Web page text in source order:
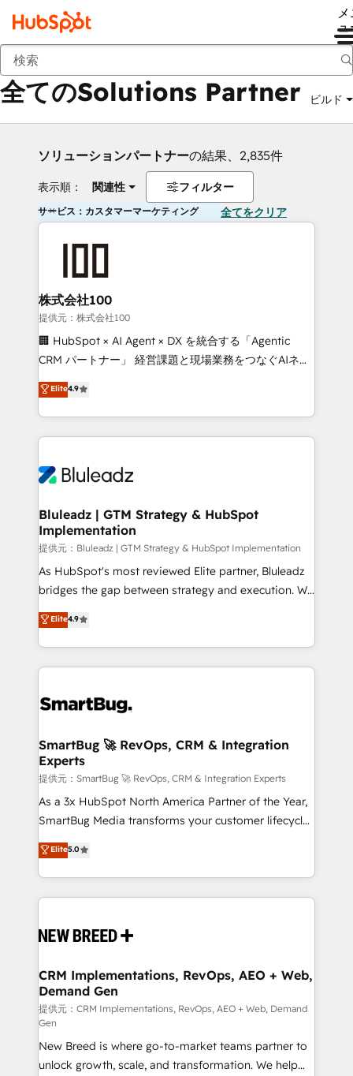
ュ
戻る
全てのSolutions Partner ビルド
ソリューションパートナーの結果、2,835件
表示順： 関連性 フィルター
サービス：カスタマーマーケティング 全てをクリア
株式会社100
提供元：株式会社100
🏢 HubSpot × AI Agent × DX を統合する「Agentic
CRM パートナー」 経営課題と現場業務をつなぐAIネイ
ティブ・エージェンシーとして、HubSpot Eliteの実装
力で顧客フロント業務を再設計します。 💡 100inc は何
をする会社か？ HubSpotを共通基盤に、AIエージェン
トを組み込んだ顧客フロント業務（マーケティング・営
ィブ・エージェンシーです。事業部・グループ会社・部
を、CRMを軸とした全社共通基盤に再構築します。意
思決定者・PMO・現場担当者に並走します。 1️⃣
HubSpot導入・活用支援 顧客データの一元化から、
GTMの見える化・自動化まで。全Hub統合運用、デー
タ品質設計、グループ横断のCRM統合に対応します。
の一部をAIが自律実行する組織への移行を設計・実装。
Breeze・Claude等をHubSpotと連携させ、役割定義・
革を、構想から実装・定着までPMOとして主導。「設
の統合・浸透・変革管理を実行します。 ▸ CMS戦略設
計・構築：リード獲得・CVR・SEOを前提にした情報設
計・導線設計・テンプレート設計をContent Hubで一体
提供。 ▸ 既存CRM・MAからの移行支援：Salesforce・
Marketo・Pardot等からの移行、カスタム設計、履歴
Perplexity等のAI検索からの流入・引用を前提にコンテ
ンツとサイト構造を最適化。 🏆 なぜ100incを選ぶの
ISO9001:2015 取得 ✓ 400社以上の導入実績 ✓
HubSpot大百科 出版 CRM・AI活用に関するご相談、現
せください。
Elite4.9
Bluleadz | GTM Strategy & HubSpot
Implementation
提供元：Bluleadz | GTM Strategy & HubSpot Implementation
As HubSpot's most reviewed Elite partner, Bluleadz
bridges the gap between strategy and execution. We
don't just "set up tools" — we install the GTM
Operating System (GTM OS) to align your leadership
and engineer a portal that drives predictable
revenue velocity. 🚀 GTM Strategy & Alignment
stalling growth. Fix your ICP, Math, and Story to stop
Scalable Architecture: Zero-technical-debt setup
across all Hubs, validated by our 7 HubSpot
Accreditations. AI-Powered RevOps: Breeze AI,
custom AI agents, and high-integrity migrations for
total reporting clarity. Security & Compliance: SOC 2
security. 🏆 Why Bluleadz? GTM OS Partner | 16+
Years Experience | 1,000+ Five-Star Reviews
Elite4.9
SmartBug 🚀 RevOps, CRM & Integration
Experts
提供元：SmartBug 🚀 RevOps, CRM & Integration Experts
As a 3x HubSpot North America Partner of the Year,
SmartBug Media transforms your customer lifecycle
into a revenue engine. Our unified ecosystem
includes specialized divisions Globalia (AI &
Software) and Point Success Media (Paid Media),
making this the official home for all three brands. 🔄
and system integrations powered by Globalia’s
trainers to drive platform adoption. 📈 Revenue
Generation - Full-funnel marketing and high-
performance advertising via Point Success Media. -
Expert deployment of Breeze AI and custom agents
to automate growth. 🏆 Elite Excellence - 8 platform
accreditations and deep HIPAA-compliance
Elite5.0
CRM Implementations, RevOps, AEO + Web,
Demand Gen
提供元：CRM Implementations, RevOps, AEO + Web, Demand
Gen
New Breed is where go-to-market teams partner to
unlock growth, scale, and transformation. We help